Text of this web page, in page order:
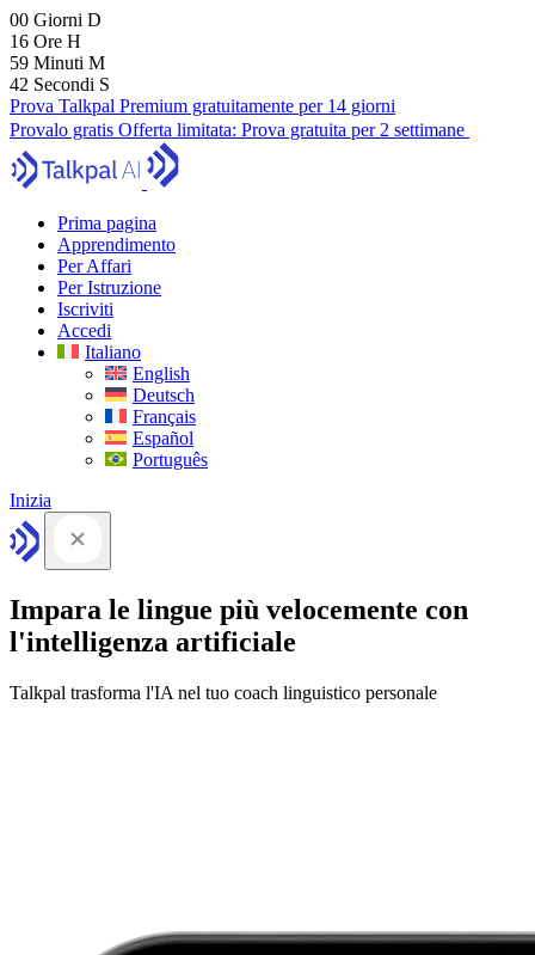
00 Giorni D
16 Ore H
59 Minuti M
41 Secondi S
Prova Talkpal Premium gratuitamente per 14 giorni
Provalo gratis Offerta limitata: Prova gratuita per 2 settimane
Prima pagina
Apprendimento
Per Affari
Per Istruzione
Iscriviti
Accedi
Italiano
English
Deutsch
Français
Español
Português
Inizia
Impara le lingue più velocemente con
l'intelligenza artificiale
Talkpal trasforma l'IA nel tuo coach linguistico personale